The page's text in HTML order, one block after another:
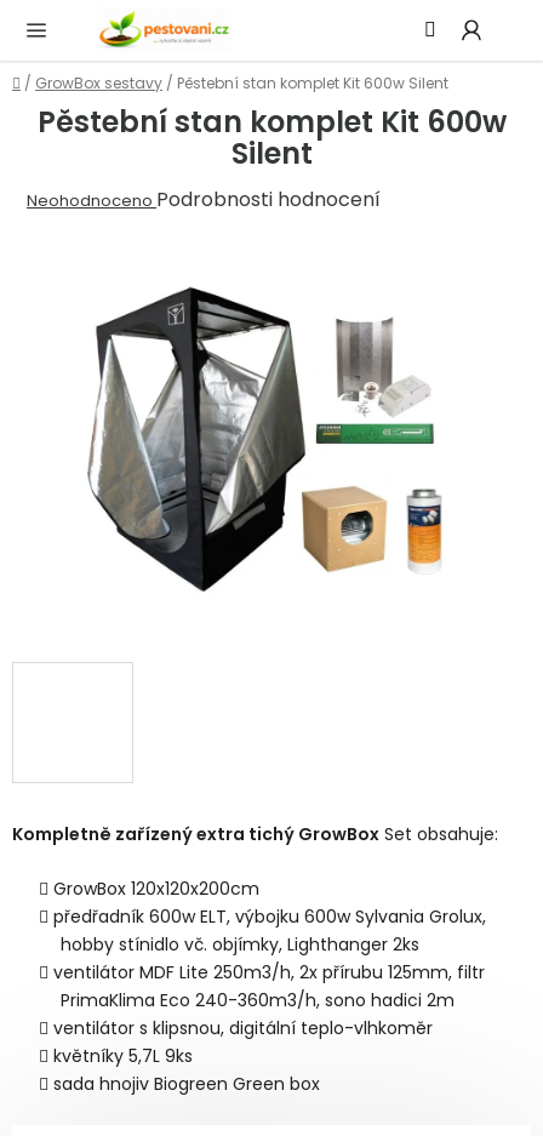
obsah
Domů
/ GrowBox sestavy / Pěstební stan komplet Kit 600w Silent
Kompletně zařízený extra tichý GrowBox Set obsahuje:
GrowBox 120x120x200cm
předřadník 600w ELT, výbojku 600w Sylvania Grolux,
hobby stínidlo vč. objímky, Lighthanger 2ks
ventilátor MDF Lite 250m3/h, 2x přírubu 125mm, filtr
PrimaKlima Eco 240-360m3/h, sono hadici 2m
ventilátor s klipsnou, digitální teplo-vlhkoměr
květníky 5,7L 9ks
sada hnojiv Biogreen Green box
Pěstební stan komplet Kit 600w
Silent
Průměrné
hvězdiček.
Neohodnoceno Podrobnosti hodnocení